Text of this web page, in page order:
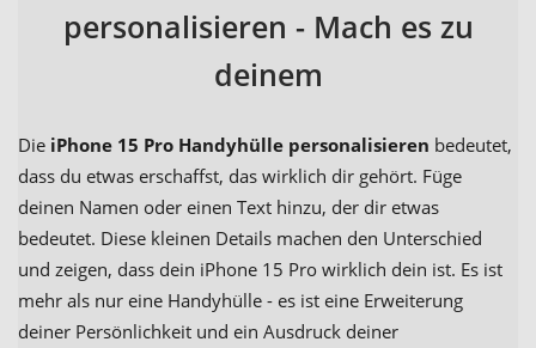
personalisieren - Mach es zu
deinem
Die iPhone 15 Pro Handyhülle personalisieren bedeutet,
dass du etwas erschaffst, das wirklich dir gehört. Füge
deinen Namen oder einen Text hinzu, der dir etwas
bedeutet. Diese kleinen Details machen den Unterschied
und zeigen, dass dein iPhone 15 Pro wirklich dein ist. Es ist
mehr als nur eine Handyhülle - es ist eine Erweiterung
deiner Persönlichkeit und ein Ausdruck deiner